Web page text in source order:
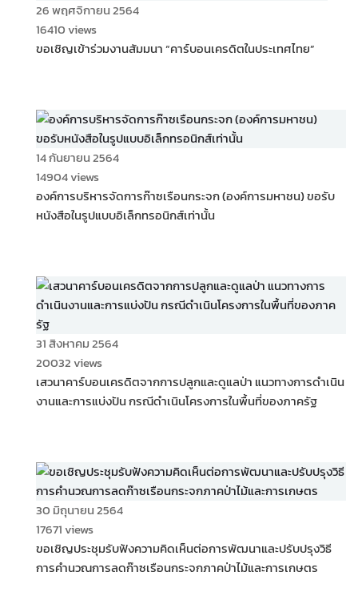
26 พฤศจิกายน 2564
16410 views
ขอเชิญเข้าร่วมงานสัมมนา “คาร์บอนเครดิตในประเทศไทย”
14 กันยายน 2564
14904 views
องค์การบริหารจัดการก๊าซเรือนกระจก (องค์การมหาชน) ขอรับ
หนังสือในรูปแบบอิเล็กทรอนิกส์เท่านั้น
31 สิงหาคม 2564
20032 views
เสวนาคาร์บอนเครดิตจากการปลูกและดูแลป่า แนวทางการดำเนิน
งานและการแบ่งปัน กรณีดำเนินโครงการในพื้นที่ของภาครัฐ
30 มิถุนายน 2564
17671 views
ขอเชิญประชุมรับฟังความคิดเห็นต่อการพัฒนาและปรับปรุงวิธี
การคำนวณการลดก๊าซเรือนกระจกภาคป่าไม้และการเกษตร